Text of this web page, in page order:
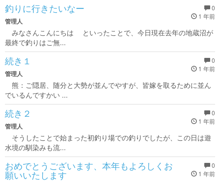
0
1 年前
釣りに行きたいなー
管理人
みなさんこんにちは といったことで、今日現在去年の地蔵沼が
最終で釣りはご無...
0
1 年前
続き１
管理人
熊：ご隠居、随分と大勢が並んでやすが、皆嫁を取るために並ん
でいるんですかい ...
0
1 年前
続き２
管理人
そうしたことで始まった初釣り場での釣りでしたが、この日は遊
水境の馴染みも流...
0
1 年前
おめでとうございます、本年もよろしくお
願いいたします